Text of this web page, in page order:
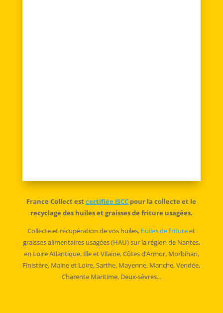
France Collect estcertifiée ISCC pour la collecte et le
recyclage des huiles et graisses de friture usagées.
Collecte et récupération de vos huiles, huiles de fritureet
graisses alimentaires usagées (HAU) sur la région de Nantes,
en Loire Atlantique, Ille et Vilaine, Côtes d’Armor, Morbihan,
Finistère, Maine et Loire, Sarthe, Mayenne, Manche, Vendée,
Charente Maritime, Deux-sèvres...